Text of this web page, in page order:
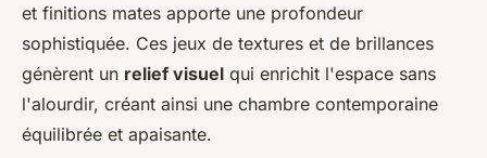
et finitions mates apporte une profondeur
sophistiquée. Ces jeux de textures et de brillances
génèrent un relief visuel qui enrichit l'espace sans
l'alourdir, créant ainsi une chambre contemporaine
équilibrée et apaisante.